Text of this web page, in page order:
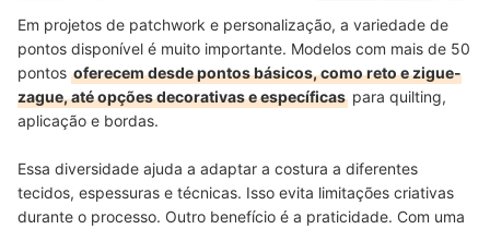
Em projetos de patchwork e personalização, a variedade de
pontos disponível é muito importante. Modelos com mais de 50
pontos oferecem desde pontos básicos, como reto e zigue-
zague, até opções decorativas e específicas para quilting,
aplicação e bordas.
Essa diversidade ajuda a adaptar a costura a diferentes
tecidos, espessuras e técnicas. Isso evita limitações criativas
durante o processo. Outro benefício é a praticidade. Com uma